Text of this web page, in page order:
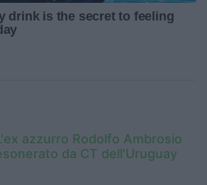
azzurro Rodolfo Ambrosio
da CT dell'Uruguay